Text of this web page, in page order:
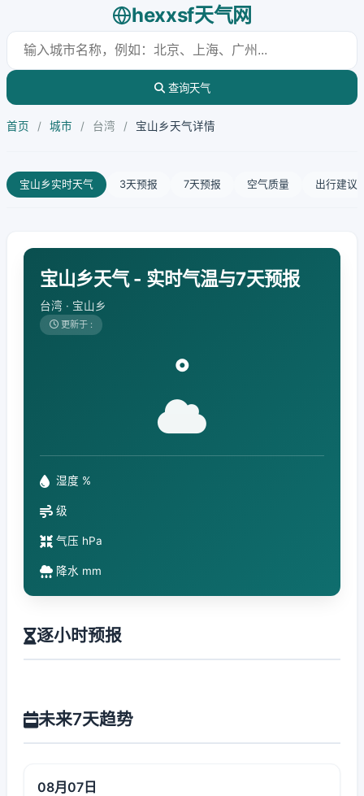
hexxsf天气网
查询天气
首页 / 城市 / 台湾 / 宝山乡天气详情
宝山乡实时天气 3天预报 7天预报 空气质量 出行建议
宝山乡天气 - 实时气温与7天预报
台湾 · 宝山乡
更新于 :
°
湿度 %
级
气压 hPa
降水 mm
逐小时预报
未来7天趋势
08月07日